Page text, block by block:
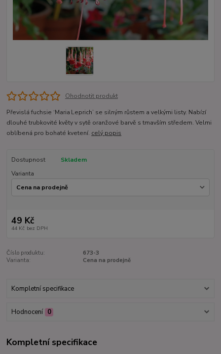
Ohodnotit produkt
Převislá fuchsie ‘Maria Leprich’ se silným růstem a velkými listy. Nabízí
dlouhé trubkovité květy v sytě oranžové barvě s tmavším středem. Velmi
oblíbená pro bohaté kvetení. celý popis
Dostupnost
Skladem
Varianta
49 Kč
44 Kč bez DPH
Číslo produktu:
673-3
Varianta:
Cena na prodejně
Kompletní specifikace
Hodnocení 0
Kompletní specifikace